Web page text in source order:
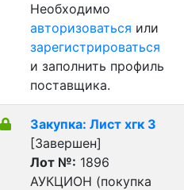
Необходимо
авторизоваться или
зарегистрироваться
и заполнить профиль
поставщика.
Закупка: Лист хгк 3
[Завершен]
Лот №: 1896
АУКЦИОН (покупка